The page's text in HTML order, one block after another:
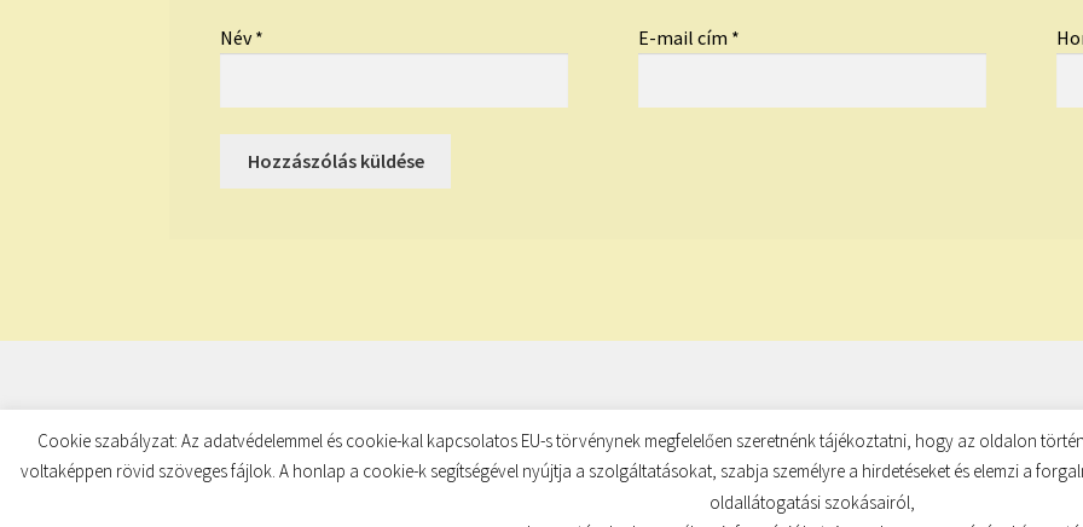
Név* E-mail cím *
© TUDATKULCS 2026
Built with Storefront